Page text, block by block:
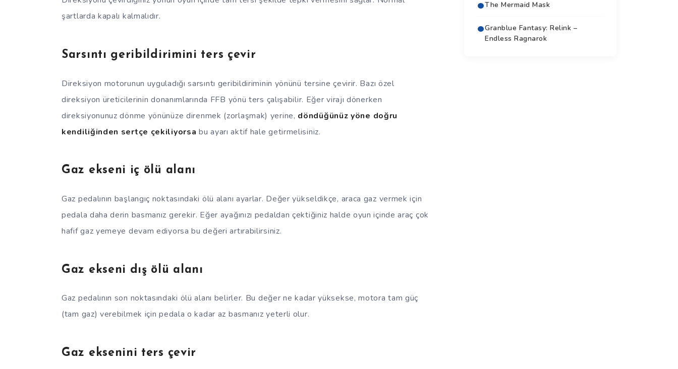
şartlarda kapalı kalmalıdır.
Sarsıntı geribildirimini ters çevir
Direksiyon motorunun uyguladığı sarsıntı geribildiriminin yönünü tersine çevirir. Bazı özel
direksiyon üreticilerinin donanımlarında FFB yönü ters çalışabilir. Eğer virajı dönerken
direksiyonunuz dönme yönünüze direnmek (zorlaşmak) yerine, döndüğünüz yöne doğru
kendiliğinden sertçe çekiliyorsa bu ayarı aktif hale getirmelisiniz.
Gaz ekseni iç ölü alanı
Gaz pedalının başlangıç noktasındaki ölü alanı ayarlar. Değer yükseldikçe, araca gaz vermek için
pedala daha derin basmanız gerekir. Eğer ayağınızı pedaldan çektiğiniz halde oyun içinde araç çok
hafif gaz yemeye devam ediyorsa bu değeri artırabilirsiniz.
Gaz ekseni dış ölü alanı
Gaz pedalının son noktasındaki ölü alanı belirler. Bu değer ne kadar yüksekse, motora tam güç
(tam gaz) verebilmek için pedala o kadar az basmanız yeterli olur.
Gaz eksenini ters çevir
The Mermaid Mask
Granblue Fantasy: Relink –
Endless Ragnarok